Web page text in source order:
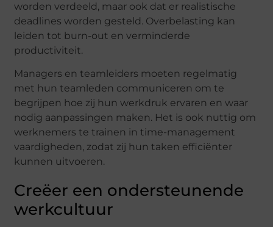
worden verdeeld, maar ook dat er realistische
deadlines worden gesteld. Overbelasting kan
leiden tot burn-out en verminderde
productiviteit.
Managers en teamleiders moeten regelmatig
met hun teamleden communiceren om te
begrijpen hoe zij hun werkdruk ervaren en waar
nodig aanpassingen maken. Het is ook nuttig om
werknemers te trainen in time-management
vaardigheden, zodat zij hun taken efficiënter
kunnen uitvoeren.
Creëer een ondersteunende
werkcultuur